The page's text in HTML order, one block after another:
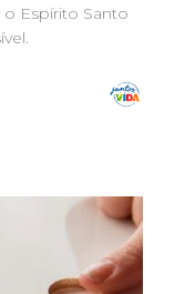
Espírito Santo